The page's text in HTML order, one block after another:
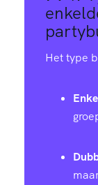
Het type